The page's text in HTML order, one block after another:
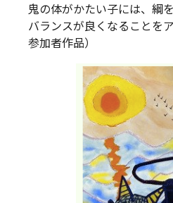
鬼の体がかたい子には、綱
バランスが良くなることを
参加者作品）